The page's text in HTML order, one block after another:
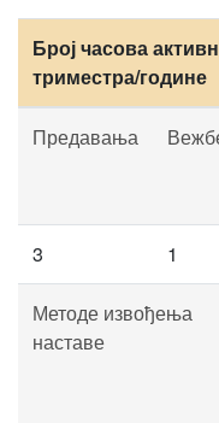
Број часова
триместра/године
Предавања
3 1
Методе извођења
наставе